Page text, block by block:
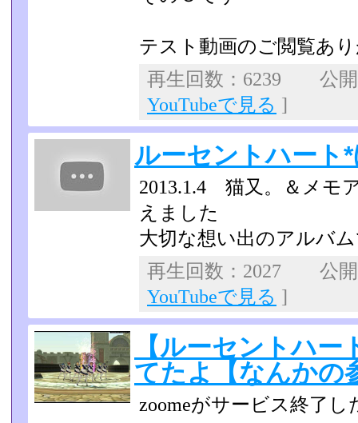
テスト動画のご閲覧あ
再生回数：6239 公
YouTubeで見る ]
ルーセントハート
2013.1.4 猫又。＆メモ
えました
大切な想い出のアルバ
再生回数：2027 公
YouTubeで見る ]
【ルーセントハ
てたよ【なんかの
zoomeがサービス終了し